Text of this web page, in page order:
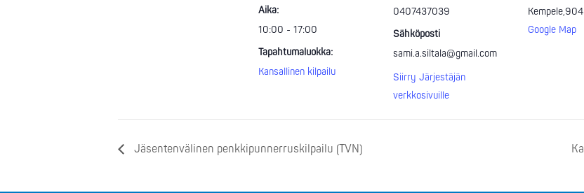
Aika:
10:00 - 17:00
Tapahtumaluokka:
Kansallinen kilpailu
0407437039
Sähköposti
sami.a.siltala@gmail.com
Siirry Järjestäjän
verkkosivuille
Kempele,
Google Map
Jäsentenvälinen penkkipunnerruskilpailu (TVN)